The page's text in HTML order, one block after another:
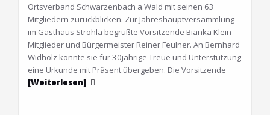
Ortsverband Schwarzenbach a.Wald mit seinen 63
Mitgliedern zurückblicken. Zur Jahreshauptversammlung
im Gasthaus Ströhla begrüßte Vorsitzende Bianka Klein
Mitglieder und Bürgermeister Reiner Feulner. An Bernhard
Widholz konnte sie für 30jährige Treue und Unterstützung
eine Urkunde mit Präsent übergeben. Die Vorsitzende
[Weiterlesen]